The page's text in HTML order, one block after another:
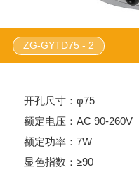
ZG-GYTD75 - 2
开孔尺寸：φ75
额定电压：AC 90-260V
额定功率：7W
显色指数：≥90